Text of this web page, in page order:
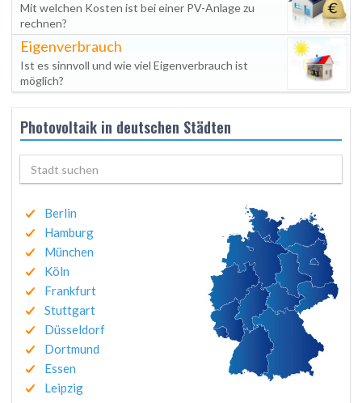
Mit welchen Kosten ist bei einer PV-Anlage zu
rechnen?
Eigenverbrauch
Ist es sinnvoll und wie viel Eigenverbrauch ist
möglich?
Photovoltaik in deutschen Städten
Berlin
Hamburg
München
Köln
Frankfurt
Stuttgart
Düsseldorf
Dortmund
Essen
Leipzig